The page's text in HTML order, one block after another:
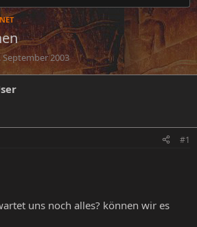
September 2003
#1
uns noch alles? können wir es